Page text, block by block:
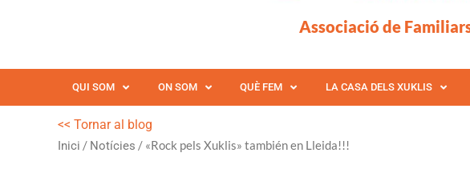
Associació de
QUI SOM ON SOM QUÈ FEM LA CASA DELS XUKLIS
<< Tornar al blog
Inici / Notícies / «Rock pels Xuklis» también en Lleida!!!